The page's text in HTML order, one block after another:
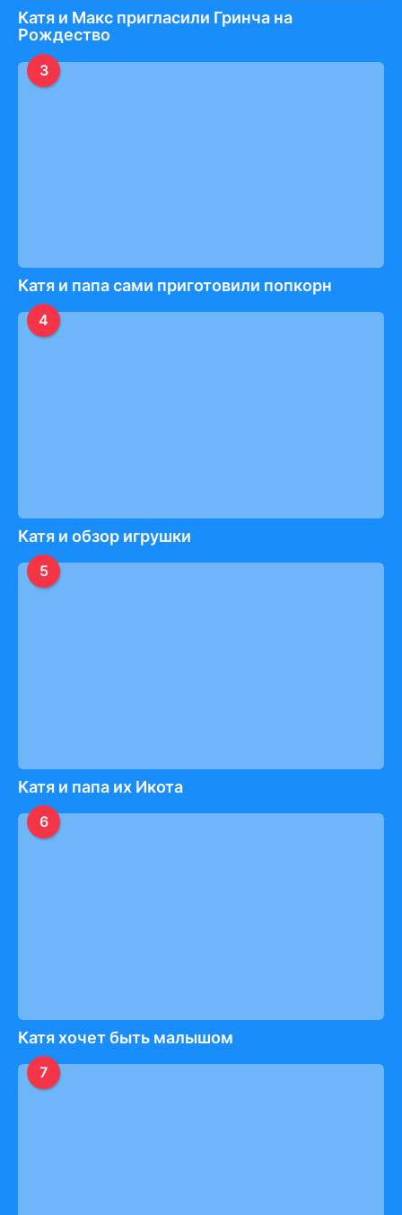
Катя и Макс пригласили Гринча на
Рождество
3
Катя и папа сами приготовили попкорн
4
Катя и обзор игрушки
5
Катя и папа их Икота
6
Катя хочет быть малышом
7